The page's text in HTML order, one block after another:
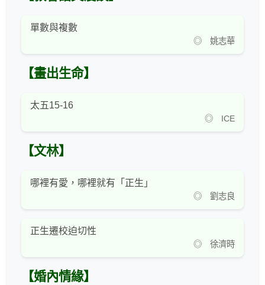
單數與複數
◎ 姚志華
【畫出生命】
太五15-16
◎ ICE
【文林】
哪裡有愛，哪裡就有「正生」
◎ 劉志良
正生遷校迫切性
◎ 徐濟時
【婚內情緣】